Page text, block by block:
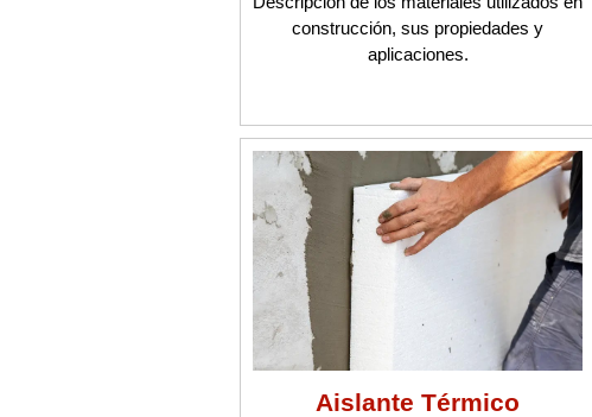
construcción, sus propiedades y
aplicaciones.
Aislante Térmico